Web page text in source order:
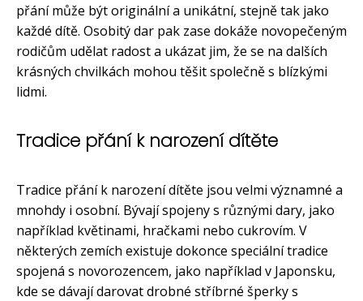
přání může být originální a unikátní, stejně tak jako
každé dítě. Osobitý dar pak zase dokáže novopečeným
rodičům udělat radost a ukázat jim, že se na dalších
krásných chvilkách mohou těšit společně s blízkými
lidmi.
Tradice přání k narození dítěte
Tradice přání k narození dítěte jsou velmi významné a
mnohdy i osobní. Bývají spojeny s různými dary, jako
například květinami, hračkami nebo cukrovím. V
některých zemích existuje dokonce speciální tradice
spojená s novorozencem, jako například v Japonsku,
kde se dávají darovat drobné stříbrné šperky s